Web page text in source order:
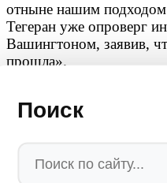
Поиск
отныне нашим подходом
Тегеран уже опроверг
Вашингтоном, заявив,
прошла».
безопасность теперь
«Стабильность в
рукой наших